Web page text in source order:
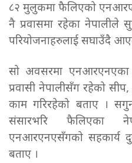
८२ मुलुकमा फैलिएको
नै प्रवासमा रहेका नेपालीले
परियोजनाहरुलाई सघाउँदै
सो अवसरमा एनआरएनएका
प्रवासी नेपालीसँग रहेको सीप,
काम गरिरहेको बताए ।
संसारभरि फैलिएका
एनआरएनएसँगको सहकार्य
बताए ।